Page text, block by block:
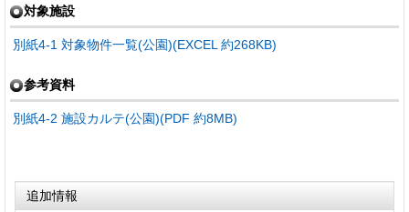
対象施設
別紙4-1 対象物件一覧(公園)(EXCEL 約268KB)
参考資料
別紙4-2 施設カルテ(公園)(PDF 約8MB)
追加情報